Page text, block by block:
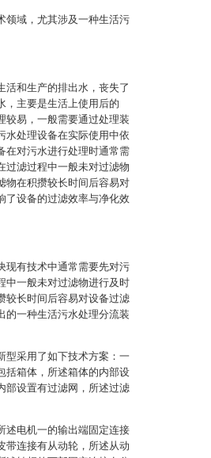
领域，尤其涉及一种生活污
活和生产的排出水，丧失了
，主要是生活上使用后的
较易，一般需要通过处理装
水处理设备在实际使用中依
在对污水进行处理时通常需
过滤过程中一般未对过滤物
物在积攒较长时间后容易对
了设备的过滤效率与净化效
现有技术中通常需要先对污
中一般未对过滤物进行及时
较长时间后容易对设备过滤
的一种生活污水处理分流装
型采用了如下技术方案：一
括箱体，所述箱体的内部设
部设置有过滤网，所述过滤
述电机一的输出端固定连接
带连接有从动轮，所述从动